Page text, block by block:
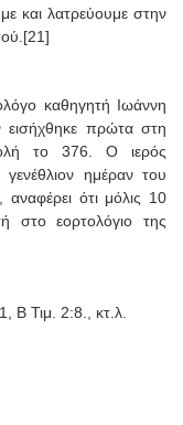
και λατρεύουμε στην
καθηγητή Ιωάννη
εισήχθηκε πρώτα στη
το 376. Ο ιερός
ημέραν του
ότι μόλις 10
στο εορτολόγιο της
Β Τιμ. 2:8., κτ.λ.